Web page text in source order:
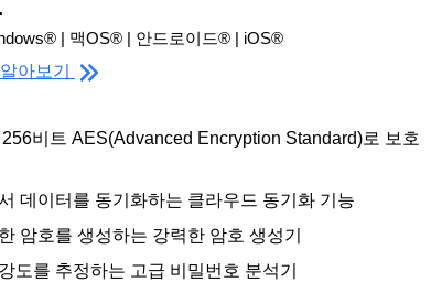
| 맥OS® | 안드로이드® | iOS®
아보기
비트 AES(Advanced Encryption Standard)로 보호
데이터를 동기화하는 클라우드 동기화 기능
암호를 생성하는 강력한 암호 생성기
도를 추정하는 고급 비밀번호 분석기